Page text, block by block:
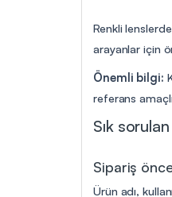
Renkli
arayanlar için
Önemli bilgi:
referans
Sık
Sipariş
Ürün adı,